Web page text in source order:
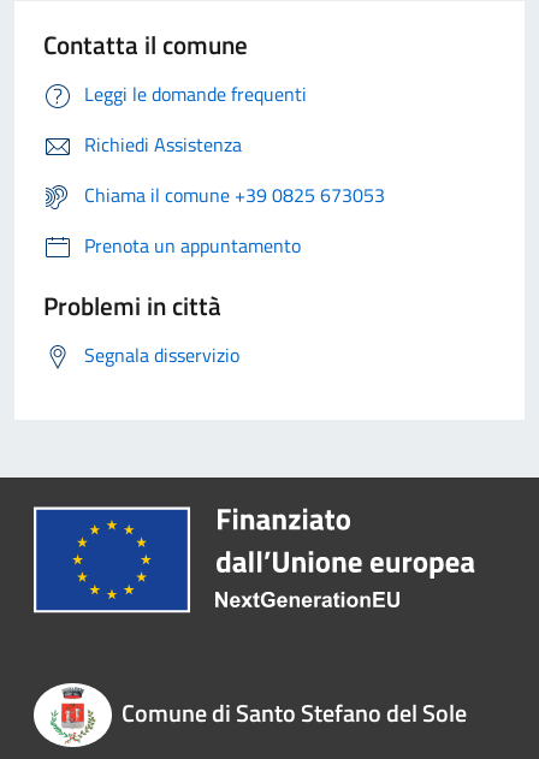
Contatta il comune
Leggi le domande frequenti
Richiedi Assistenza
Chiama il comune +39 0825 673053
Prenota un appuntamento
Problemi in città
Segnala disservizio
Comune di Santo Stefano del Sole